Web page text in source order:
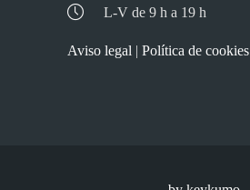
L-V de 9 h a 19 h
Aviso legal | Política de cookies